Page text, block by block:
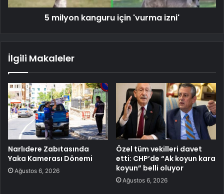
5 milyon kanguru için 'vurma izni'
İlgili Makaleler
Narlıdere Zabıtasında
Yaka Kamerası Dönemi
Ağustos 6, 2026
Özel tüm vekilleri davet
etti: CHP’de “Ak koyun kara
koyun” belli oluyor
Ağustos 6, 2026